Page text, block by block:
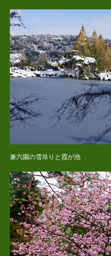
兼六園の雪吊りと霞が池